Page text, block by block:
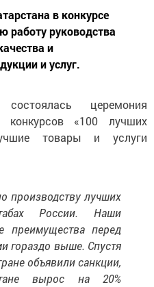
в конкурсе
работу руководства
и
и услуг.
церемония
конкурсов «100 лучших
товары и услуги
производству лучших
России. Наши
преимущества перед
гораздо выше. Спустя
объявили санкции,
вырос на 20%